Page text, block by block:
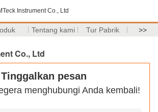
Instrument Co., Ltd
Tentang kami Tur Pabrik >>
Co., Ltd
Tinggalkan pesan
menghubungi Anda kembali!